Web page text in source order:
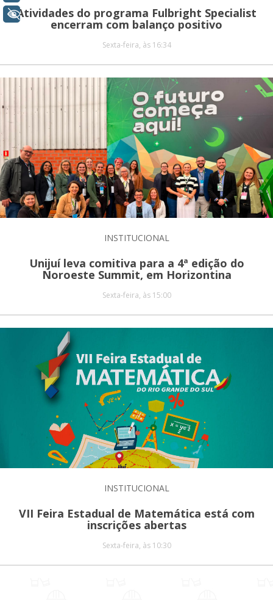
Atividades do programa Fulbright Specialist
encerram com balanço positivo
Sexta-feira, às 16:34
INSTITUCIONAL
Unijuí leva comitiva para a 4ª edição do
Noroeste Summit, em Horizontina
Sexta-feira, às 15:00
INSTITUCIONAL
VII Feira Estadual de Matemática está com
inscrições abertas
Sexta-feira, às 10:30
+ Acessibilidade